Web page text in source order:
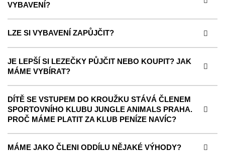
VYBAVENÍ?
LZE SI VYBAVENÍ ZAPŮJČIT?
JE LEPŠÍ SI LEZEČKY PŮJČIT NEBO KOUPIT? JAK
MÁME VYBÍRAT?
DÍTĚ SE VSTUPEM DO KROUŽKU STÁVÁ ČLENEM
SPORTOVNÍHO KLUBU JUNGLE ANIMALS PRAHA.
PROČ MÁME PLATIT ZA KLUB PENÍZE NAVÍC?
MÁME JAKO ČLENI ODDÍLU NĚJAKÉ VÝHODY?